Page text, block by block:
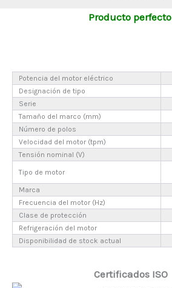
Producto perfecto
Potencia del motor eléctrico
Designación de tipo
Serie
Tamaño del marco (mm)
Número de polos
Velocidad del motor (tpm)
Tensión nominal (V)
Tipo de motor
Marca
Frecuencia del motor (Hz)
Clase de protección
Refrigeración del motor
Disponibilidad de stock actual
Certificados ISO